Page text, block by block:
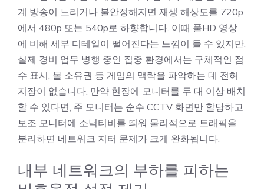
계 방송이 느리거나 불안정해지면 재생 해상도를 720p
에서 480p 또는 540p로 하향합니다. 이때 풀HD 영상
에 비해 세부 디테일이 떨어진다는 느낌이 들 수 있지만,
실제 경비 업무 병행 중인 집중 환경에서는 구체적인 점
수 표시, 볼 소유권 등 게임의 맥락을 파악하는 데 전혀
지장이 없습니다. 만약 현장에 모니터를 두 대 이상 배치
할 수 있다면, 주 모니터는 순수 CCTV 화면만 할당하고
보조 모니터에 소닉티비를 띄워 물리적으로 트래픽을
분리하면 네트워크 지터 문제가 크게 완화됩니다.
내부 네트워크의 부하를 피하는